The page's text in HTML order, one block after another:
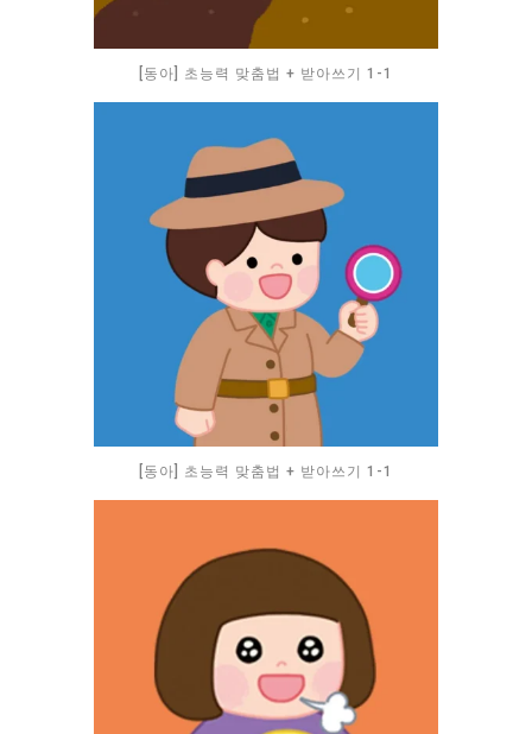
[동아] 초능력 맞춤법 + 받아쓰기 1-1
[동아] 초능력 맞춤법 + 받아쓰기 1-1